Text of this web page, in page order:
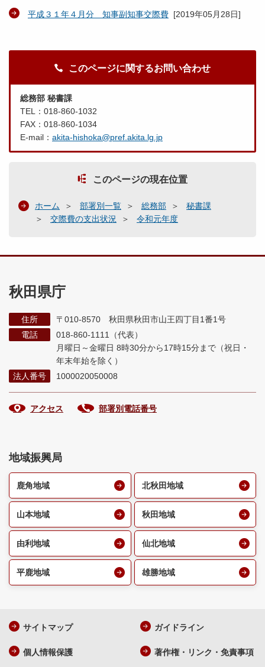
平成３１年４月分 知事副知事交際費 [2019年05月28日]
このページに関するお問い合わせ
総務部 秘書課
TEL：018-860-1032
FAX：018-860-1034
E-mail： akita-hishoka@pref.akita.lg.jp
このページの現在位置
ホーム 部署別一覧 総務部
秘書課
交際費の支出状況
令和元年度
秋田県庁
住所
〒010-8570 秋田県秋田市山王四丁目1番1号
電話
018-860-1111（代表）
月曜日～金曜日 8時30分から17時15分まで （祝日・
年末年始を除く）
法人番号
1000020050008
アクセス 部署別電話番号
地域振興局
鹿角地域 北秋田地域
山本地域 秋田地域
由利地域 仙北地域
平鹿地域 雄勝地域
サイトマップ ガイドライン
個人情報保護 著作権・リンク・免責事項